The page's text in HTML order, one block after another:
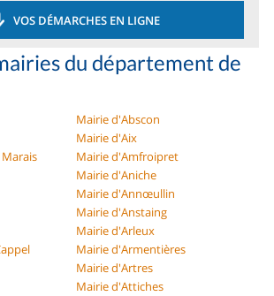
VOS DÉMARCHES EN LIGNE
du département de
Mairie d'Abscon
Mairie d'Aix
Mairie d'Amfroipret
Mairie d'Aniche
Mairie d'Annœullin
Mairie d'Anstaing
Mairie d'Arleux
Mairie d'Armentières
Mairie d'Artres
Mairie d'Attiches